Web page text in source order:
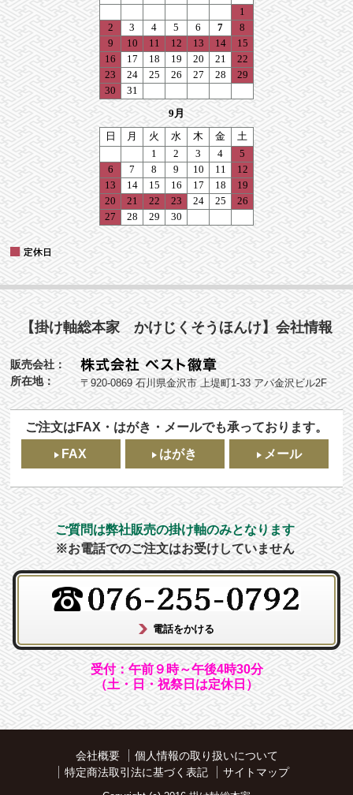
【掛け軸総本家 かけじくそうほんけ】会社情報
販売会社：
所在地：
〒920-0869 石川県金沢市 上堤町1-33 アパ金沢ビル2F
ご注文はFAX・はがき・メールでも承っております。
FAX
はがき メール
ご質問は弊社販売の掛け軸のみとなります
※お電話でのご注文はお受けしていません
受付：午前９時～午後4時30分
（土・日・祝祭日は定休日）
会社概要
個人情報の取り扱いについて
特定商法取引法に基づく表記
サイトマップ